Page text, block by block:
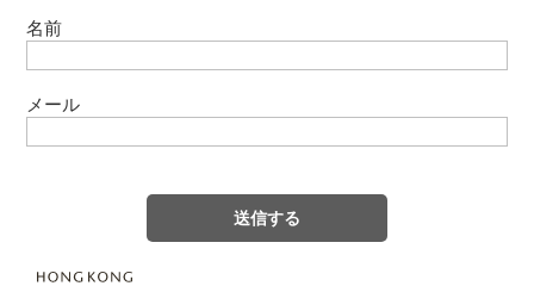
名前
メール